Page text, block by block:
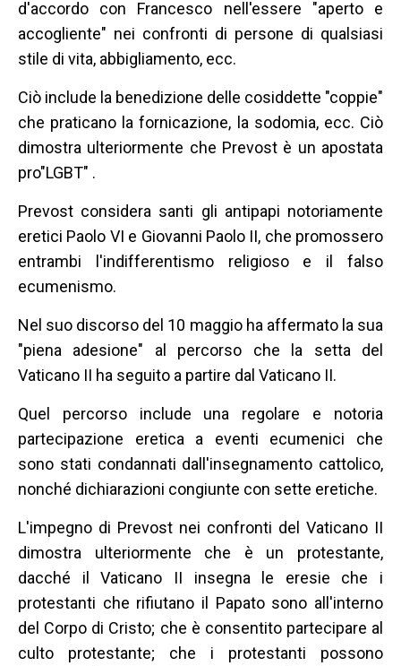
d'accordo con Francesco nell'essere "aperto e
accogliente" nei confronti di persone di qualsiasi
stile di vita, abbigliamento, ecc.
Ciò include la benedizione delle cosiddette "coppie"
che praticano la fornicazione, la sodomia, ecc. Ciò
dimostra ulteriormente che Prevost è un apostata
pro"LGBT" .
Prevost considera santi gli antipapi notoriamente
eretici Paolo VI e Giovanni Paolo II, che promossero
entrambi l'indifferentismo religioso e il falso
ecumenismo.
Nel suo discorso del 10 maggio ha affermato la sua
"piena adesione" al percorso che la setta del
Vaticano II ha seguito a partire dal Vaticano II.
Quel percorso include una regolare e notoria
partecipazione eretica a eventi ecumenici che
sono stati condannati dall'insegnamento cattolico,
nonché dichiarazioni congiunte con sette eretiche.
L'impegno di Prevost nei confronti del Vaticano II
dimostra ulteriormente che è un protestante,
dacché il Vaticano II insegna le eresie che i
protestanti che rifiutano il Papato sono all'interno
del Corpo di Cristo; che è consentito partecipare al
culto protestante; che i protestanti possono